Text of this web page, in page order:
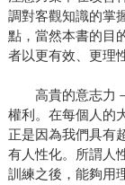
調對客觀知識的掌
點，當然本書的目
者以更有效、更理
高貴的意志力－
權利。在每個人的
正是因為我們具有
有人性化。所謂人
訓練之後，能夠用